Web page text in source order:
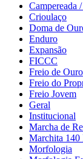
Campereada
Crioulaço
Doma de
Enduro
Expansão
FICCC
Freio de Ouro
Freio do
Freio Jovem
Geral
Institucional
Marcha de
Marchita 140
Morfologia